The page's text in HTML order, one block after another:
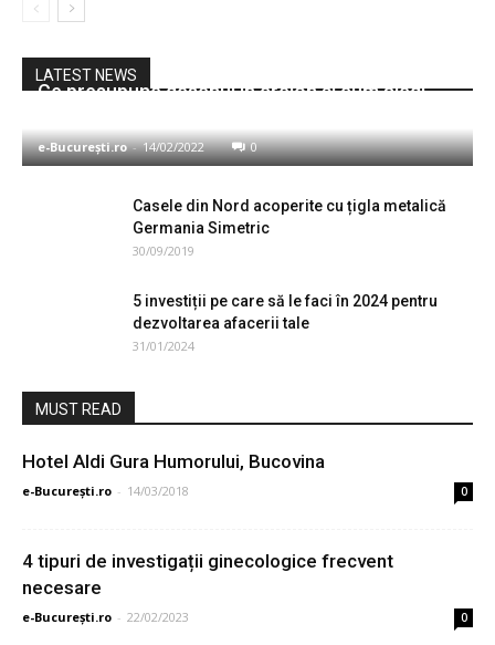
LATEST NEWS
Ce presupune desenul în creion și cum alegi
e-București.ro - 14/02/2022 0
Casele din Nord acoperite cu țigla metalică
Germania Simetric
30/09/2019
5 investiții pe care să le faci în 2024 pentru
dezvoltarea afacerii tale
31/01/2024
MUST READ
Hotel Aldi Gura Humorului, Bucovina
e-București.ro - 14/03/2018 0
4 tipuri de investigații ginecologice frecvent
necesare
e-București.ro - 22/02/2023 0